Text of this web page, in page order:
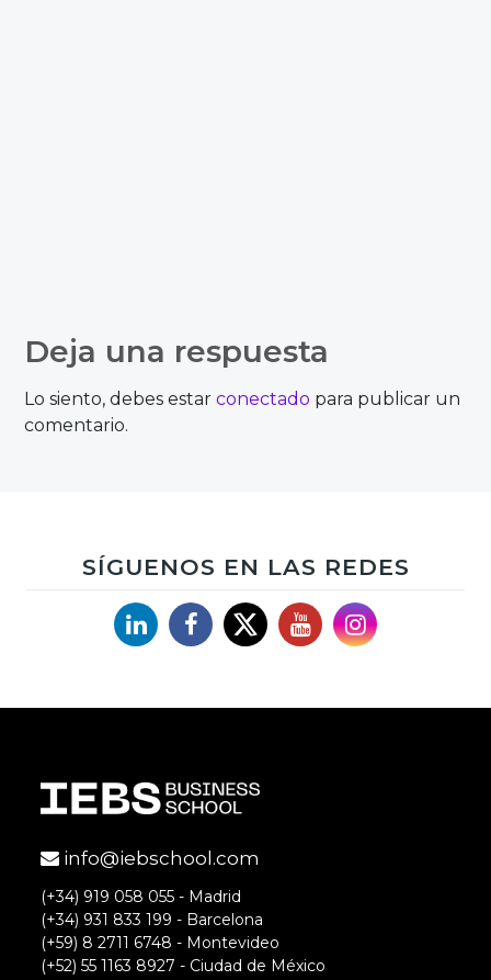
Deja una respuesta
Lo siento, debes estarconectado para publicar un
comentario.
SÍGUENOS EN LAS REDES
LinkedinFacebook
X YouTubeInstagram
info@iebschool.com
(+34) 919 058 055 - Madrid
(+34) 931 833 199 - Barcelona
(+59) 8 2711 6748 - Montevideo
(+52) 55 1163 8927 - Ciudad de México